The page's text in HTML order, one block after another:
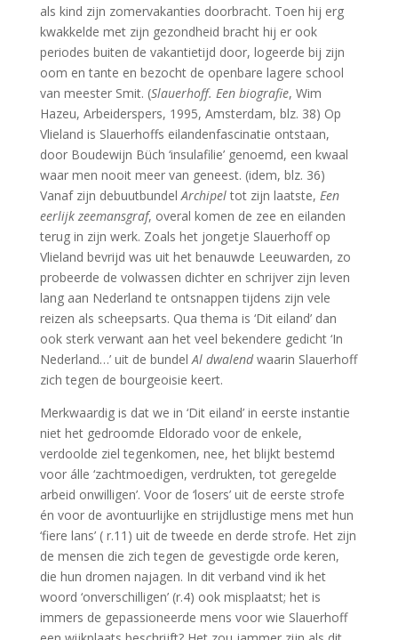
als kind zijn zomervakanties doorbracht. Toen hij erg
kwakkelde met zijn gezondheid bracht hij er ook
periodes buiten de vakantietijd door, logeerde bij zijn
oom en tante en bezocht de openbare lagere school
van meester Smit. (Slauerhoff. Een biografie, Wim
Hazeu, Arbeiderspers, 1995, Amsterdam, blz. 38) Op
Vlieland is Slauerhoffs eilandenfascinatie ontstaan,
door Boudewijn Büch ‘insulafilie’ genoemd, een kwaal
waar men nooit meer van geneest. (idem, blz. 36)
Vanaf zijn debuutbundelArchipeltot zijn laatste, Een
eerlijk zeemansgraf, overal komen de zee en eilanden
terug in zijn werk. Zoals het jongetje Slauerhoff op
Vlieland bevrijd was uit het benauwde Leeuwarden, zo
probeerde de volwassen dichter en schrijver zijn leven
lang aan Nederland te ontsnappen tijdens zijn vele
reizen als scheepsarts. Qua thema is ‘Dit eiland’ dan
ook sterk verwant aan het veel bekendere gedicht ‘In
Nederland…’ uit de bundelAl dwalendwaarin Slauerhoff
zich tegen de bourgeoisie keert.
Merkwaardig is dat we in ‘Dit eiland’ in eerste instantie
niet het gedroomde Eldorado voor de enkele,
verdoolde ziel tegenkomen, nee, het blijkt bestemd
voor álle ‘zachtmoedigen, verdrukten, tot geregelde
arbeid onwilligen’. Voor de ‘losers’ uit de eerste strofe
én voor de avontuurlijke en strijdlustige mens met hun
‘fiere lans’ ( r.11) uit de tweede en derde strofe. Het zijn
de mensen die zich tegen de gevestigde orde keren,
die hun dromen najagen. In dit verband vind ik het
woord ‘onverschilligen’ (r.4) ook misplaatst; het is
immers de gepassioneerde mens voor wie Slauerhoff